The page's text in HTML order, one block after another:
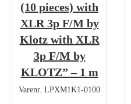
(10 pieces) with
XLR 3p F/M by
Klotz with XLR
3p F/M by
KLOTZ” – 1 m
Varenr. LPXM1K1-0100